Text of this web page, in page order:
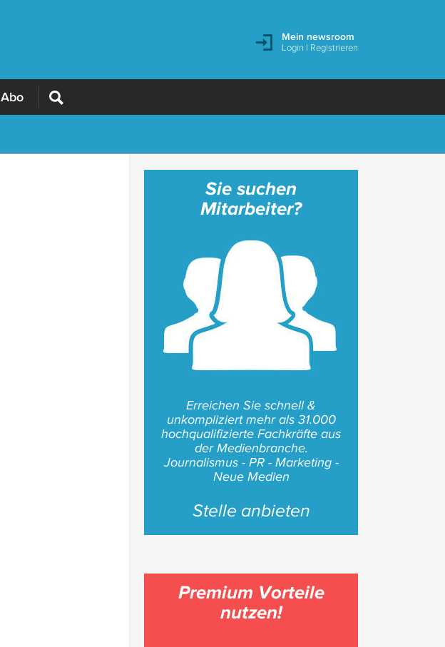
Mein newsroom
Login | Registrieren
Abo
Sie suchen
Mitarbeiter?
Erreichen Sie schnell &
unkompliziert mehr als 31.000
hochqualifizierte Fachkräfte aus
der Medienbranche.
Journalismus - PR - Marketing -
Neue Medien
Stelle anbieten
Premium Vorteile
nutzen!